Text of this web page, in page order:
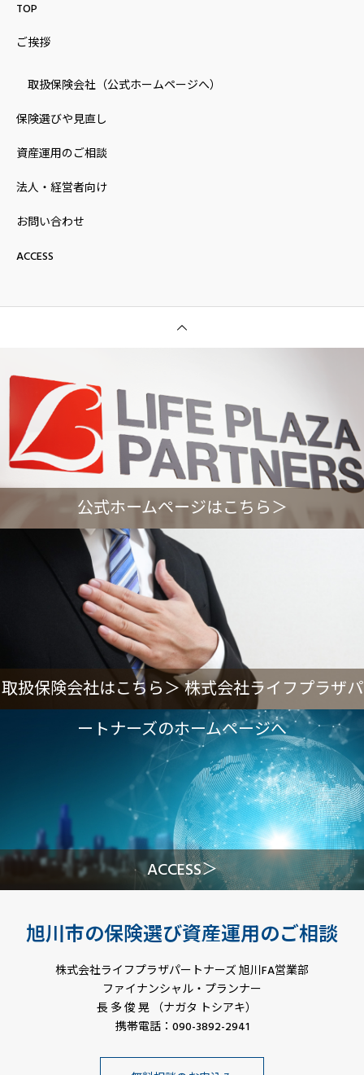
TOP
ご挨拶
取扱保険会社（公式ホームページへ）
保険選びや見直し
資産運用のご相談
法人・経営者向け
お問い合わせ
ACCESS
公式ホームページはこちら＞
取扱保険会社はこちら＞ 株式会社ライフプラザパ
ートナーズのホームページへ
ACCESS＞
旭川市の保険選び資産運用のご相談
株式会社ライフプラザパートナーズ 旭川FA営業部
ファイナンシャル・プランナー
長 多 俊 晃 （ナガタ トシアキ）
携帯電話：090-3892-2941